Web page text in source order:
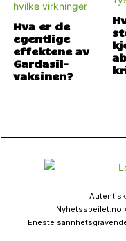
Hva er de
egentlige
effektene av
Gardasil-
vaksinen?
Nyhetsspeilet.no
Eneste